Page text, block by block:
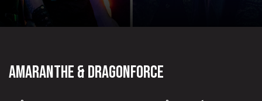
AMARANTHE & DRAGONFORCE